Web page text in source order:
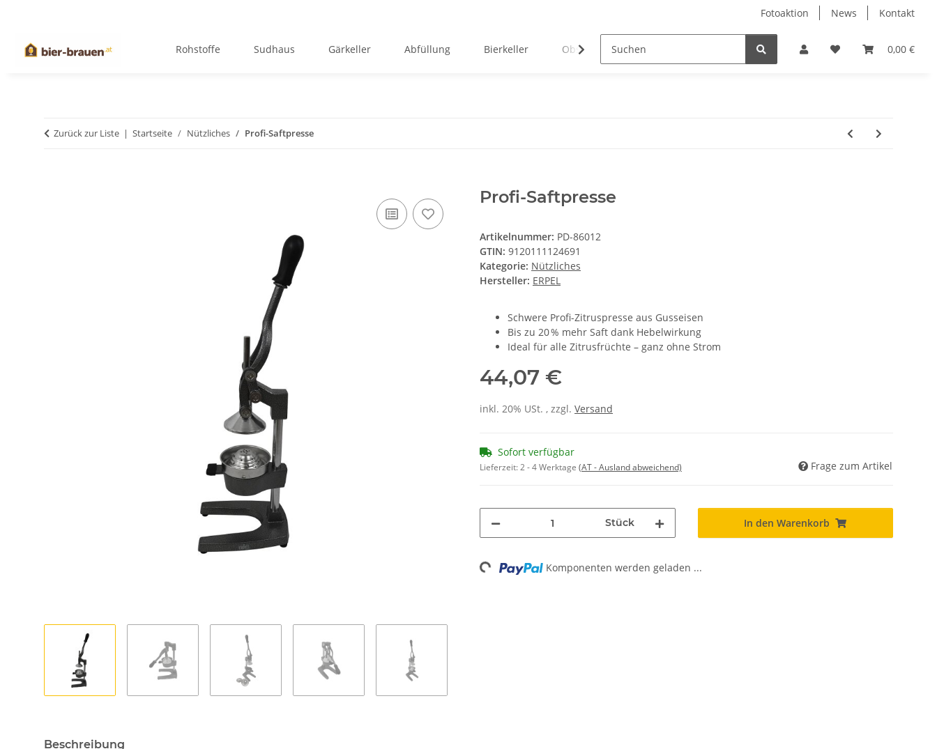
Fotoaktion News Kontakt
0,00 €
Rohstoffe Sudhaus Gärkeller Abfüllung Bierkeller Obstverarbeitung Nützliches Ersatzteile
Zurück zur Liste Startseite Nützliches Profi-Saftpresse
Profi-Saftpresse
Artikelnummer: PD-86012
GTIN: 9120111124691
Kategorie: Nützliches
Hersteller: ERPEL
Schwere Profi-Zitruspresse aus Gusseisen
Bis zu 20 % mehr Saft dank Hebelwirkung
Ideal für alle Zitrusfrüchte – ganz ohne Strom
44,07 €
inkl. 20% USt. , zzgl. Versand
Sofort verfügbar
Lieferzeit:2 - 4 Werktage (AT - Ausland abweichend) Frage zum Artikel
Stück In den Warenkorb
Loading... Komponenten werden geladen ...
Beschreibung